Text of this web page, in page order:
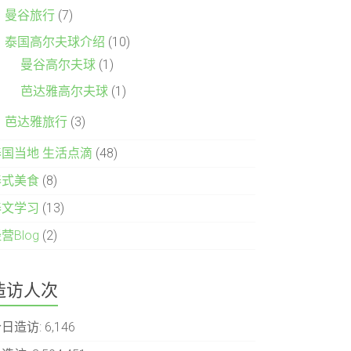
曼谷旅行 (7)
泰国高尔夫球介绍 (10)
曼谷高尔夫球 (1)
芭达雅高尔夫球 (1)
芭达雅旅行 (3)
当地 生活点滴 (48)
美食 (8)
学习 (13)
Blog (2)
访人次
造访: 6,146